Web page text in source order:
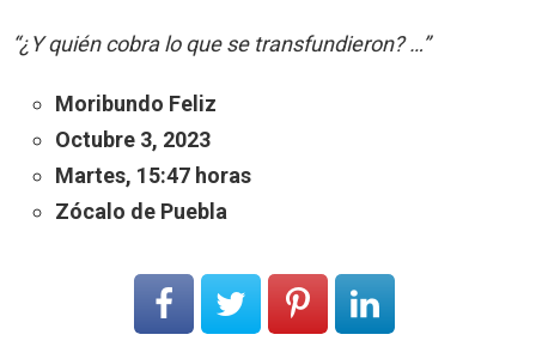
“¿Y quién cobra lo que se transfundieron? …”
Moribundo Feliz
Octubre 3, 2023
Martes, 15:47 horas
Zócalo de Puebla